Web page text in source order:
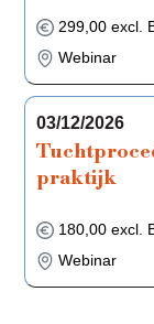
299,00 excl.
Webinar
03/12/2026
praktijk
180,00 excl.
Webinar